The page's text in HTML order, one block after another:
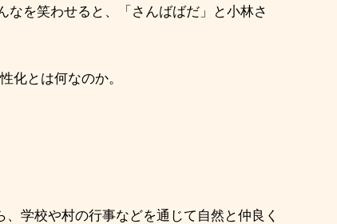
なを笑わせると、「さんばばだ」と小林さ
化とは何なのか。
学校や村の行事などを通じて自然と仲良く